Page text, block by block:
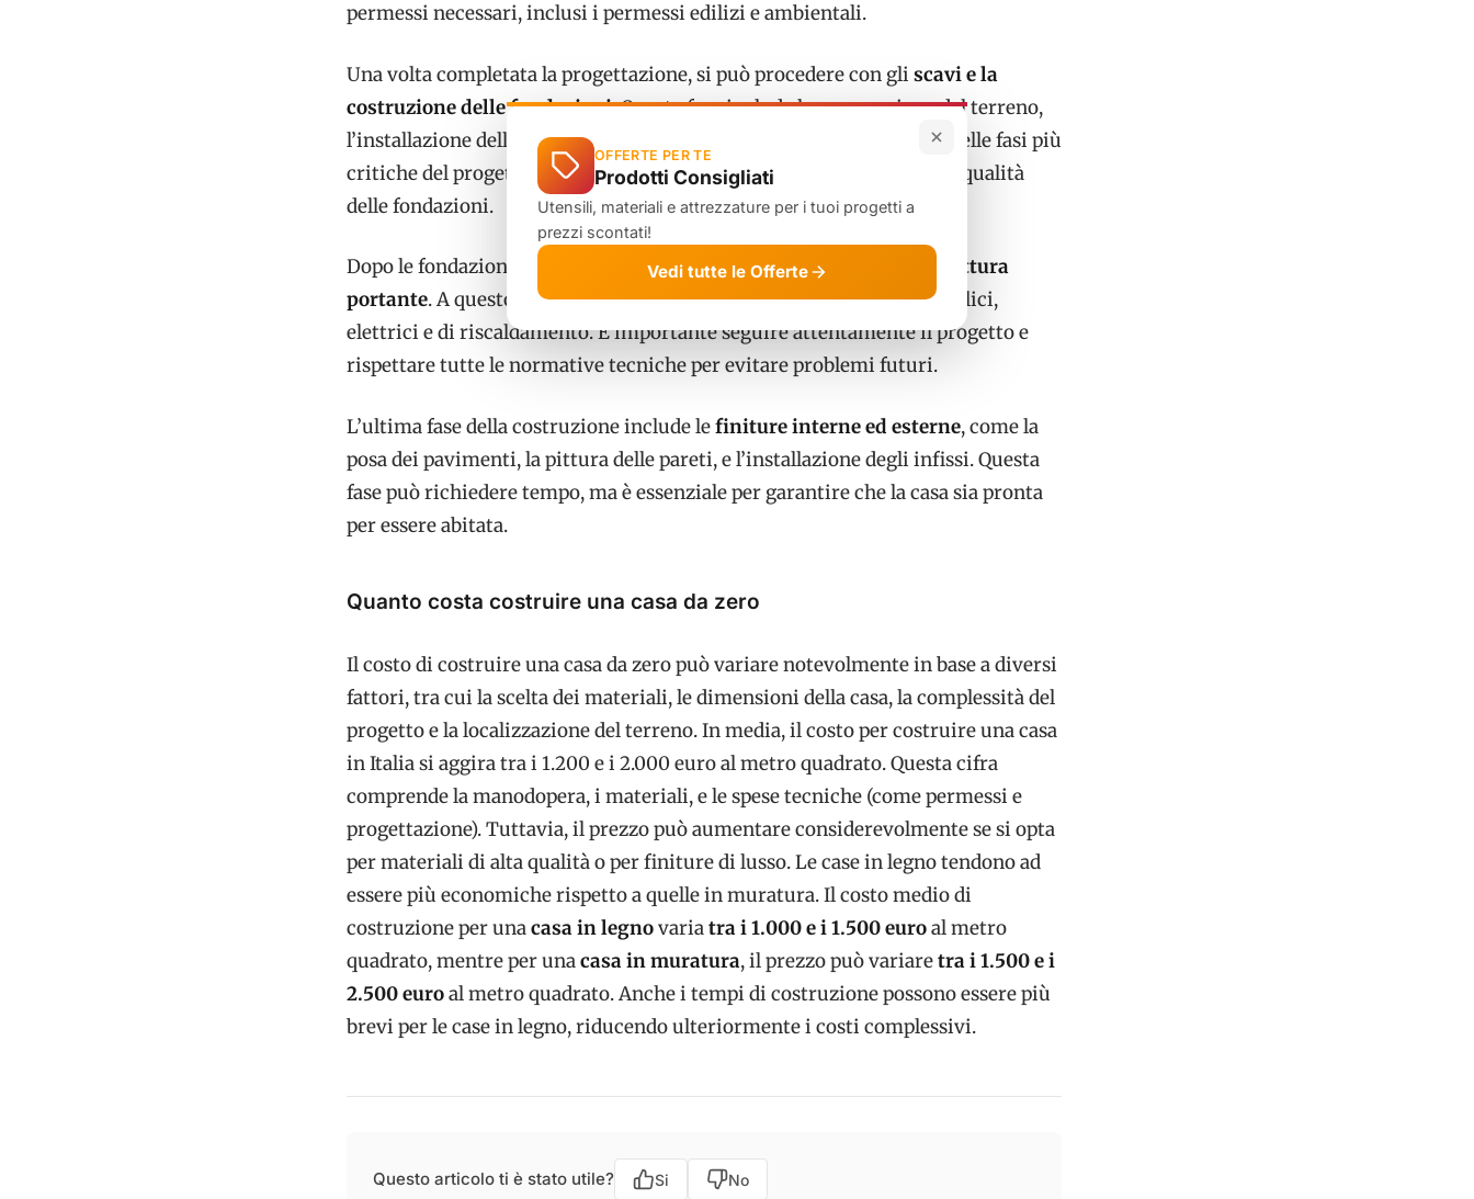
permessi necessari, inclusi i permessi edilizi e ambientali.
Una volta completata la progettazione, si può procedere con gli scavi e la
costruzione delle fondazioni. Questa fase include la preparazione del terreno,
l’installazione delle fondamenta e delle strutture di supporto. È una delle fasi più
critiche del progetto, poiché la stabilità dell’intera casa dipende dalla qualità
delle fondazioni.
Dopo le fondazioni, si procede con l’erezione delle pareti e della struttura
portante. A questo punto, vengono installati anche gli impianti idraulici,
elettrici e di riscaldamento. È importante seguire attentamente il progetto e
rispettare tutte le normative tecniche per evitare problemi futuri.
L’ultima fase della costruzione include lefiniture interne ed esterne, come la
posa dei pavimenti, la pittura delle pareti, e l’installazione degli infissi. Questa
fase può richiedere tempo, ma è essenziale per garantire che la casa sia pronta
per essere abitata.
Quanto costa costruire una casa da zero
Il costo di costruire una casa da zero può variare notevolmente in base a diversi
fattori, tra cui la scelta dei materiali, le dimensioni della casa, la complessità del
progetto e la localizzazione del terreno. In media, il costo per costruire una casa
in Italia si aggira tra i 1.200 e i 2.000 euro al metro quadrato. Questa cifra
comprende la manodopera, i materiali, e le spese tecniche (come permessi e
progettazione). Tuttavia, il prezzo può aumentare considerevolmente se si opta
per materiali di alta qualità o per finiture di lusso. Le case in legno tendono ad
essere più economiche rispetto a quelle in muratura. Il costo medio di
costruzione per unacasa in legnovariatra i 1.000 e i 1.500 euroal metro
quadrato, mentre per unacasa in muratura, il prezzo può variaretra i 1.500 e i
2.500 euroal metro quadrato. Anche i tempi di costruzione possono essere più
brevi per le case in legno, riducendo ulteriormente i costi complessivi.
Questo articolo ti è stato utile? Si No
OFFERTE PER TE
Prodotti Consigliati
Utensili, materiali e attrezzature per i tuoi progetti a
prezzi scontati!
Vedi tutte le Offerte